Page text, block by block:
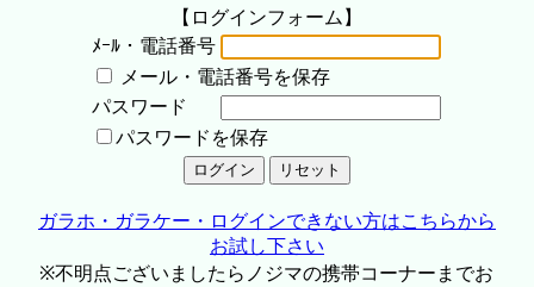
【ログインフォーム】
ﾒｰﾙ・電話番号
メール・電話番号を保存
パスワード
パスワードを保存
ガラホ・ガラケー・ログインできない方はこちらから
お試し下さい
※不明点ございましたらノジマの携帯コーナーまでお